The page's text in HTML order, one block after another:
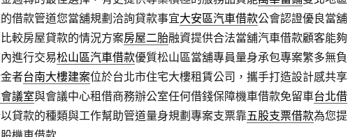
借款管道您當舖規劃洽詢貸款事宜大安區汽車借款公會認證優良當舖
較房屋貸款的情況方案房屋二胎融資提供合法當舖汽車借款顧客能夠
進行交易松山區汽車借款優質松山區當舖專員量身承包專案繁多無負
者台南大樓建案位於台北市住宅大樓租賃公司，攜手打造設計感共享
議室與會議中心租借商務辦公室任何借錢保障機車借款免留車台北借
貸款的種類與工作幫助管道量身規劃專案支票靠五股支票借款為您提